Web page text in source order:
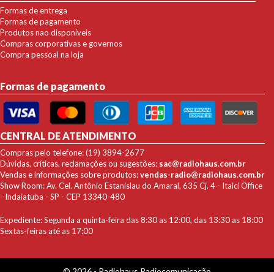
Formas de entrega
Formas de pagamento
Produtos nao disponíveis
Compras corporativas e governos
Compra pessoal na loja
Formas de pagamento
CENTRAL DE ATENDIMENTO
Compras pelo telefone: (19) 3894-2677
Dúvidas, críticas, reclamações ou sugestões: sac@radiohaus.com.br
Vendas e informações sobre produtos:vendas-radio@radiohaus.com.br
Show Room: Av. Cel. Antônio Estanislau do Amaral, 635 Cj. 4 - Itaici Office
- Indaiatuba - SP - CEP 13340-480
Expediente: Segunda a quinta-feira das 8:30 as 12:00, das 13:30 as 18:00
Sextas-feiras até as 17:00